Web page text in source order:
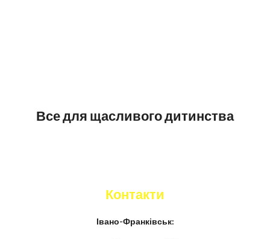
Все для щасливого дитинства
Контакти
Івано-Франківськ: